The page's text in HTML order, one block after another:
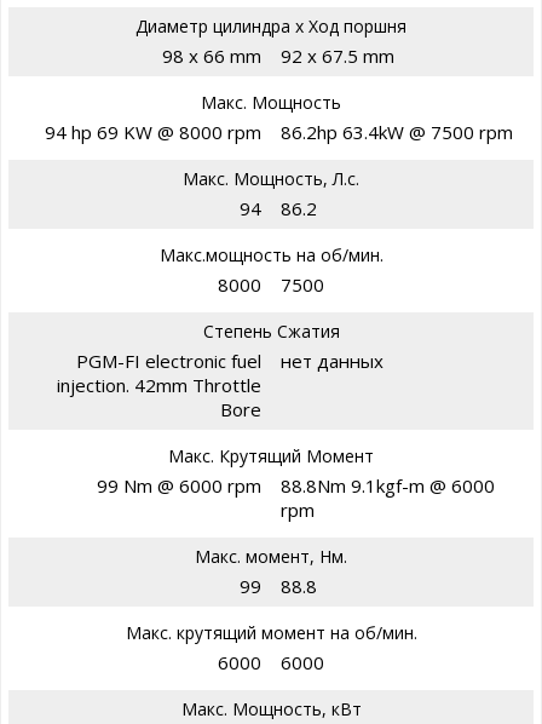
Диаметр цилиндра х Ход поршня
98 x 66 mm 92 x 67.5 mm
Макс. Мощность
94 hp 69 KW @ 8000 rpm 86.2hp 63.4kW @ 7500 rpm
Макс. Мощность, Л.с.
94 86.2
Макс.мощность на об/мин.
8000 7500
Степень Сжатия
PGM-FI electronic fuel
injection. 42mm Throttle
Bore
нет данных
Макс. Крутящий Момент
99 Nm @ 6000 rpm
88.8Nm 9.1kgf-m @ 6000
rpm
Макс. момент, Нм.
99 88.8
Макс. крутящий момент на об/мин.
6000 6000
Макс. Мощность, кВт